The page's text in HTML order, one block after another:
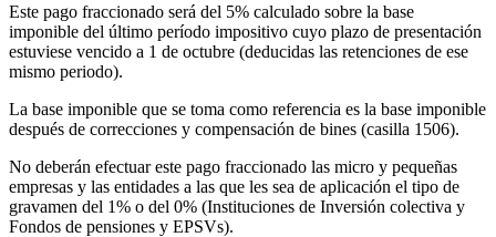
Este pago fraccionado será del 5% calculado sobre la base
imponible del último período impositivo cuyo plazo de presentación
estuviese vencido a 1 de octubre (deducidas las retenciones de ese
mismo periodo).
La base imponible que se toma como referencia es la base imponible
después de correcciones y compensación de bines (casilla 1506).
No deberán efectuar este pago fraccionado las micro y pequeñas
empresas y las entidades a las que les sea de aplicación el tipo de
gravamen del 1% o del 0% (Instituciones de Inversión colectiva y
Fondos de pensiones y EPSVs).